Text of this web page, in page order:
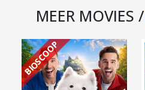
MEER MOVIES /
BIOSCOOP